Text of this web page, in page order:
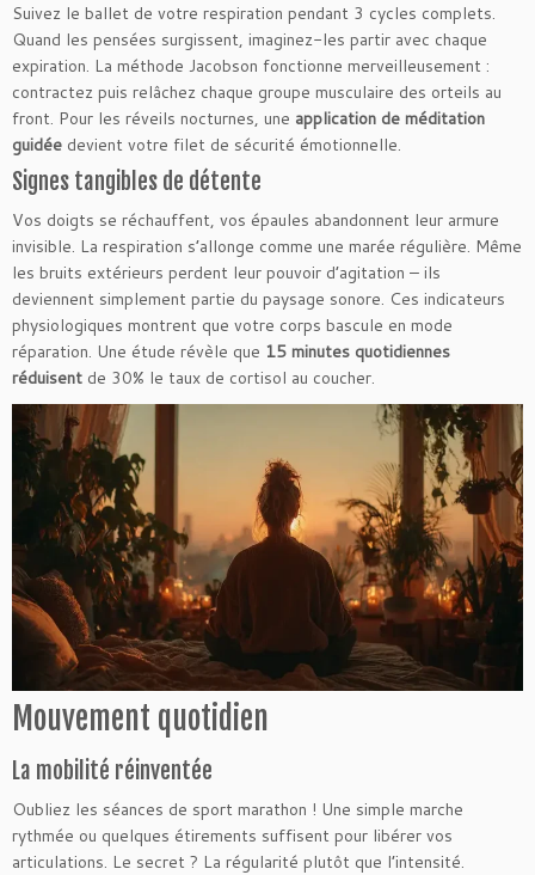
Suivez le ballet de votre respiration pendant 3 cycles complets.
Quand les pensées surgissent, imaginez-les partir avec chaque
expiration. La méthode Jacobson fonctionne merveilleusement :
contractez puis relâchez chaque groupe musculaire des orteils au
front. Pour les réveils nocturnes, une application de méditation
guidée devient votre filet de sécurité émotionnelle.
Signes tangibles de détente
Vos doigts se réchauffent, vos épaules abandonnent leur armure
invisible. La respiration s’allonge comme une marée régulière. Même
les bruits extérieurs perdent leur pouvoir d’agitation – ils
deviennent simplement partie du paysage sonore. Ces indicateurs
physiologiques montrent que votre corps bascule en mode
réparation. Une étude révèle que 15 minutes quotidiennes
réduisent de 30% le taux de cortisol au coucher.
Mouvement quotidien
La mobilité réinventée
Oubliez les séances de sport marathon ! Une simple marche
rythmée ou quelques étirements suffisent pour libérer vos
articulations. Le secret ? La régularité plutôt que l’intensité.